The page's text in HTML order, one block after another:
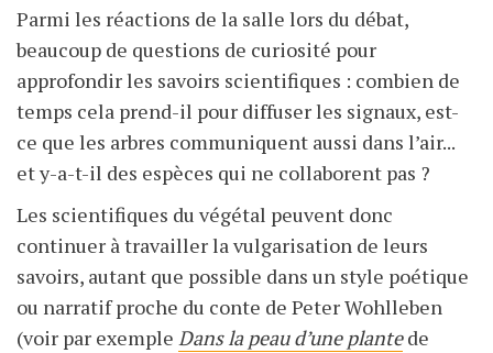
Parmi les réactions de la salle lors du débat,
beaucoup de questions de curiosité pour
approfondir les savoirs scientifiques : combien de
temps cela prend-il pour diffuser les signaux, est-
ce que les arbres communiquent aussi dans l’air...
et y-a-t-il des espèces qui ne collaborent pas ?
Les scientifiques du végétal peuvent donc
continuer à travailler la vulgarisation de leurs
savoirs, autant que possible dans un style poétique
ou narratif proche du conte de Peter Wohlleben
(voir par exemple Dans la peau d’une plantede